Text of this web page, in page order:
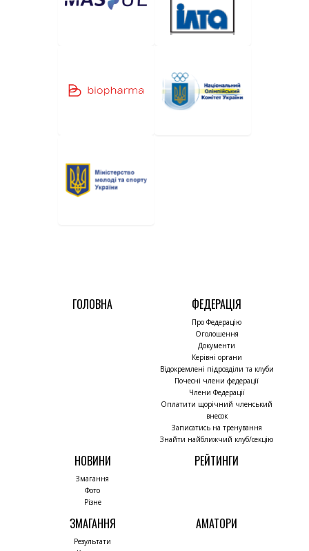
ГОЛОВНА ФЕДЕРАЦІЯ
Про Федерацію
Оголошення
Документи
Керівні органи
Відокремлені підрозділи та клуби
Почесні члени федерації
Члени Федерації
Оплатити щорічний членський
внесок
Записатись на тренування
Знайти найближчий клуб/секцію
НОВИНИ
Змагання
Фото
Різне
РЕЙТИНГИ
ЗМАГАННЯ
Результати
АМАТОРИ